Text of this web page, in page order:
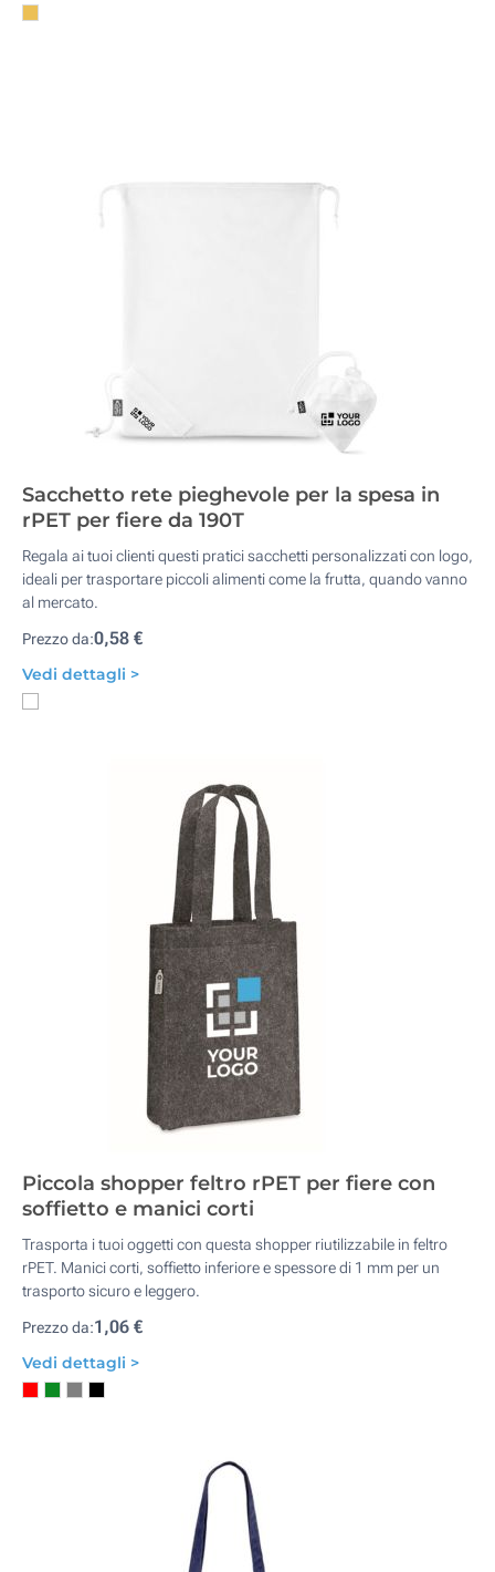
Sacchetto rete pieghevole per la spesa in
rPET per fiere da 190T
Regala ai tuoi clienti questi pratici sacchetti personalizzati con logo,
ideali per trasportare piccoli alimenti come la frutta, quando vanno
al mercato.
Prezzo da:0,58 €
Vedi dettagli >
Piccola shopper feltro rPET per fiere con
soffietto e manici corti
Trasporta i tuoi oggetti con questa shopper riutilizzabile in feltro
rPET. Manici corti, soffietto inferiore e spessore di 1 mm per un
trasporto sicuro e leggero.
Prezzo da:1,06 €
Vedi dettagli >